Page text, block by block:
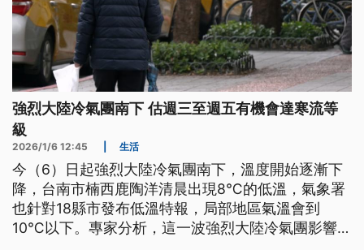
強烈大陸冷氣團南下 估週三至週五有機會達寒流等
級
2026/1/6 12:45 生活
今（6）日起強烈大陸冷氣團南下，溫度開始逐漸下
降，台南市楠西鹿陶洋清晨出現8℃的低溫，氣象署
也針對18縣市發布低溫特報，局部地區氣溫會到
10℃以下。專家分析，這一波強烈大陸冷氣團影響的